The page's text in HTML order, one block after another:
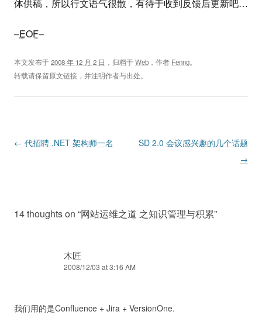
体供稿，所以行文语气很散，有待于收到反馈后更新吧…
–EOF–
本文发布于2008 年 12 月 2 日 ，归档于Web ，作者 Fenng。
转载请保留原文链接，并注明作者与出处。
Post navigation
← 代招聘 .NET 架构师一名
SD 2.0 会议感兴趣的几个话题
→
14 thoughts on “网站运维之道 之知识管理与积累”
木匠
2008/12/03 at 3:16 AM
我们用的是Confluence + Jira + VersionOne.